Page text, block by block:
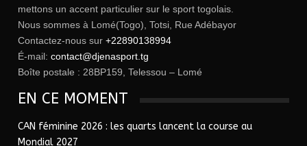
mettons un accent particulier sur le sport togolais.
Nous sommes à Lomé(Togo), Totsi, Rue Adébayor
Contactez-nous sur +22890138994
É-mail: contact@djenasport.tg
Boîte postale : 28BP159, Telessou – Lomé
EN CE MOMENT
CAN féminine 2026 : les quarts lancent la course au
Mondial 2027